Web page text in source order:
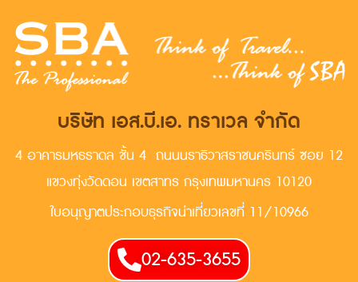
บริษัท เอส.บี.เอ. ทราเวล จำกัด
4 อาคารมหธราดล ชั้น 4 ถนนนราธิวาสราชนครินทร์ ซอย 12
แขวงทุ่งวัดดอน เขตสาทร กรุงเทพมหานคร 10120
ใบอนุญาตประกอบธุรกิจน่าเที่ยวเลขที่ 11/10966
02-635-3655